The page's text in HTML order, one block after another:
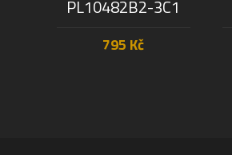
PL10482B2-3C1
795 Kč